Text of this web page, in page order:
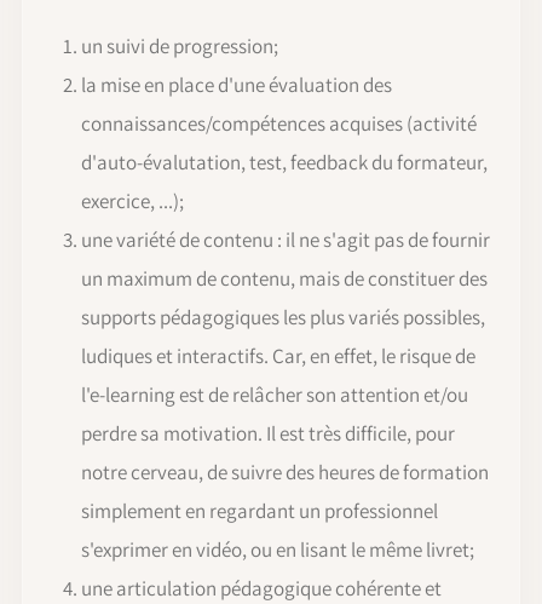
un suivi de progression;
la mise en place d'une évaluation des
connaissances/compétences acquises (activité
d'auto-évalutation, test, feedback du formateur,
exercice, ...);
une variété de contenu : il ne s'agit pas de fournir
un maximum de contenu, mais de constituer des
supports pédagogiques les plus variés possibles,
ludiques et interactifs. Car, en effet, le risque de
l'e-learning est de relâcher son attention et/ou
perdre sa motivation. Il est très difficile, pour
notre cerveau, de suivre des heures de formation
simplement en regardant un professionnel
s'exprimer en vidéo, ou en lisant le même livret;
une articulation pédagogique cohérente et